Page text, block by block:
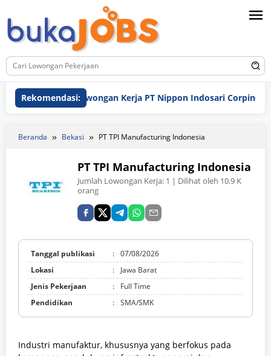
ke
konten
Rekomendasi:
Lowongan Kerja PT Nippon Indosari Corpindo Tbk.
Beranda Bekasi PT TPI Manufacturing Indonesia
PT TPI Manufacturing Indonesia
Jumlah Lowongan Kerja: 1 | Dilihat oleh 10.9 K
orang
Tanggal publikasi : 07/08/2026
Lokasi
:
Jawa Barat
Jenis Pekerjaan
:
Full Time
Pendidikan
: SMA/SMK
Industri manufaktur, khususnya yang berfokus pada